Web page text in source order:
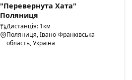
"Перевернута Хата"
Поляниця
Дистанція: 1км
Поляниця, Івано-Франківська
область, Україна